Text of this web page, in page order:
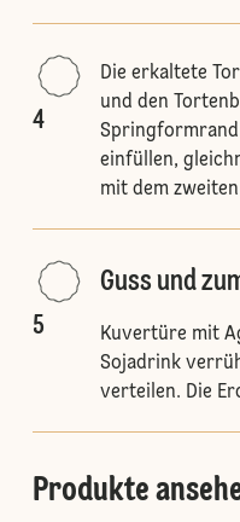
4
Die erkaltete
und den
Springformrand
einfüllen,
mit dem
5
Guss und
Kuvertüre mit
Sojadrink
verteilen. Die
Produkte